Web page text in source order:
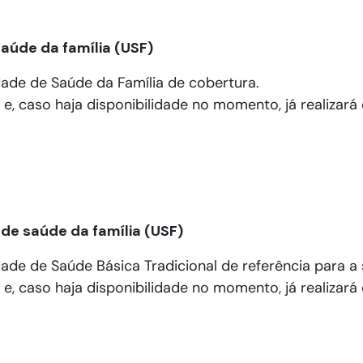
da família (USF)
de Saúde da Família de cobertura.
caso haja disponibilidade no momento, já
saúde da família (USF)
de Saúde Básica Tradicional de referência para a
caso haja disponibilidade no momento, já